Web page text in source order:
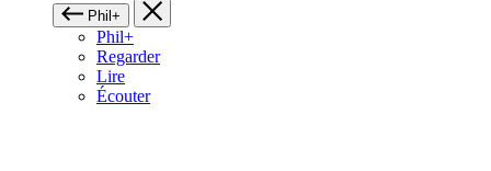
Phil+
Phil+
Regarder
Lire
Écouter